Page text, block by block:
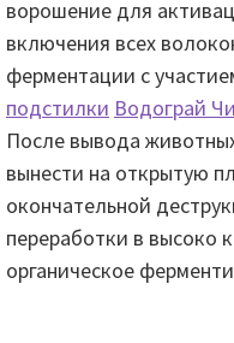
ворошение для
включения всех
ферментации c
подстилки Водограй
После вывода
вынести на открытую
окончательной
переработки в высоко
органическое